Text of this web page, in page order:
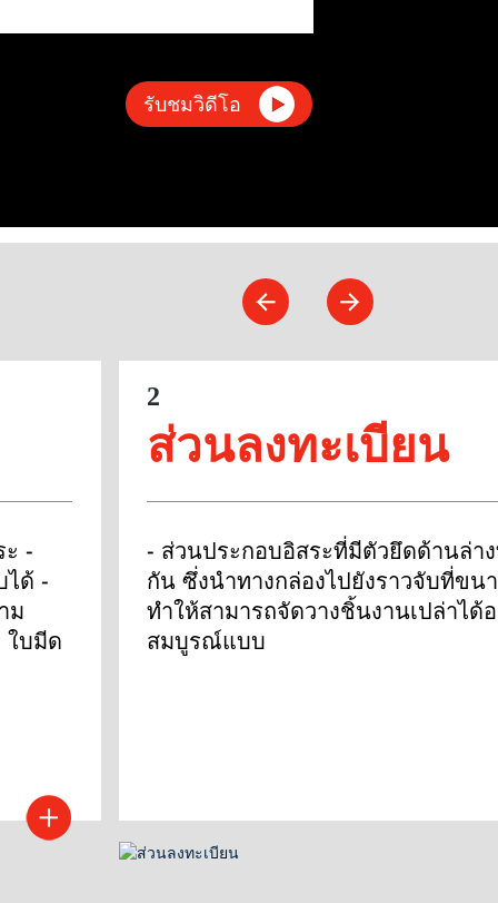
รับชมวิดีโอ
ะ -
ได้ -
ม
ใบมีด
2
ส่วนลงทะเบียน
- ส่วนประกอบอิสระที่มีตัวยึดด้านล่า
กัน ซึ่งนำทางกล่องไปยังราวจับที่ข
ทำให้สามารถจัดวางชิ้นงานเปล่าได้
สมบูรณ์แบบ